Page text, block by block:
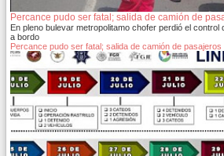
Percance pudo ser fatal; salida de camión de
En pleno bulevar metropolitamo chofer perdió el
a bordo
Percance pudo ser fatal; salida de camión de pasajeros